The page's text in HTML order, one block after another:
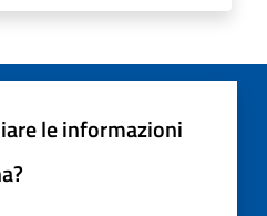
le informazioni